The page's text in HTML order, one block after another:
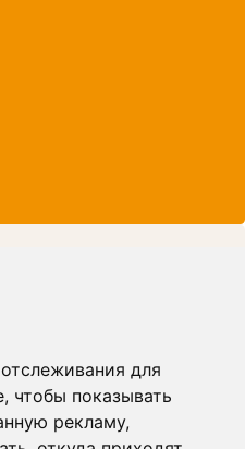
для
чтобы показывать
рекламу,